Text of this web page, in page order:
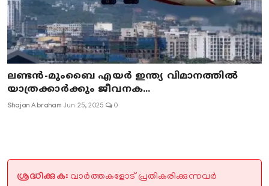
ലണ്ടൻ-മുംബൈ എയർ ഇന്ത്യ വിമാനത്തിൽ
യാത്രക്കാർക്കും ജീവനക...
Shajan Abraham Jun 25, 2025 0
ശ്രദ്ധിക്കുക: വാർത്തകളോട് പ്രതികരിക്കുന്നവർ